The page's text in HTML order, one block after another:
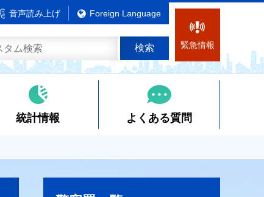
緊急情報
音声読み上げ Foreign Language
統計情報 よくある質問